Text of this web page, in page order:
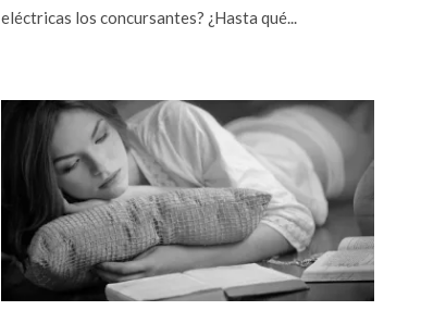
eléctricas los concursantes? ¿Hasta qué...